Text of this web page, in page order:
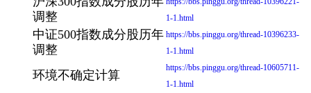
调整
1-1.html
中证500指数成分股历年
调整
https://bbs.pinggu.org/thread-10396233-
1-1.html
环境不确定计算
https://bbs.pinggu.org/thread-10605711-
1-1.html